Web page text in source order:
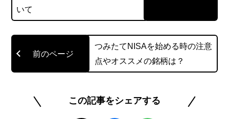
いて
つみたてNISAを始める時の注意
点やオススメの銘柄は？
この記事をシェアする